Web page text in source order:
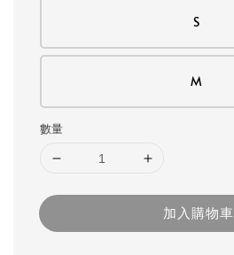
S
M
數量
加入購物車